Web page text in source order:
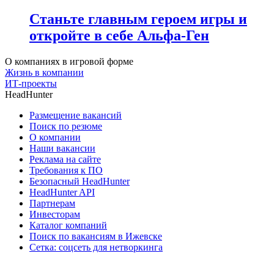
Станьте главным героем игры и
откройте в себе Альфа-Ген
О компаниях в игровой форме
Жизнь в компании
ИТ-проекты
HeadHunter
Размещение вакансий
Поиск по резюме
О компании
Наши вакансии
Реклама на сайте
Требования к ПО
Безопасный HeadHunter
HeadHunter API
Партнерам
Инвесторам
Каталог компаний
Поиск по вакансиям в Ижевске
Сетка: соцсеть для нетворкинга